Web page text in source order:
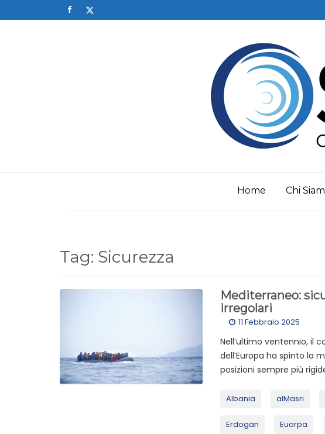
to
Home Chi
Tag: Sicurezza
Mediterraneo:
irregolari
11 Febbraio 2025
Nell’ultimo ventennio, il
dell’Europa ha spinto la
posizioni sempre più
Albania alMasri
Erdogan Euorpa